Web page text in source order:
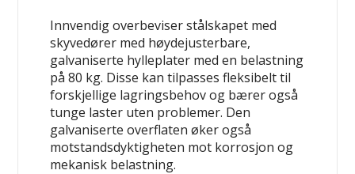
Innvendig overbeviser stålskapet med
skyvedører med høydejusterbare,
galvaniserte hylleplater med en belastning
på 80 kg. Disse kan tilpasses fleksibelt til
forskjellige lagringsbehov og bærer også
tunge laster uten problemer. Den
galvaniserte overflaten øker også
motstandsdyktigheten mot korrosjon og
mekanisk belastning.